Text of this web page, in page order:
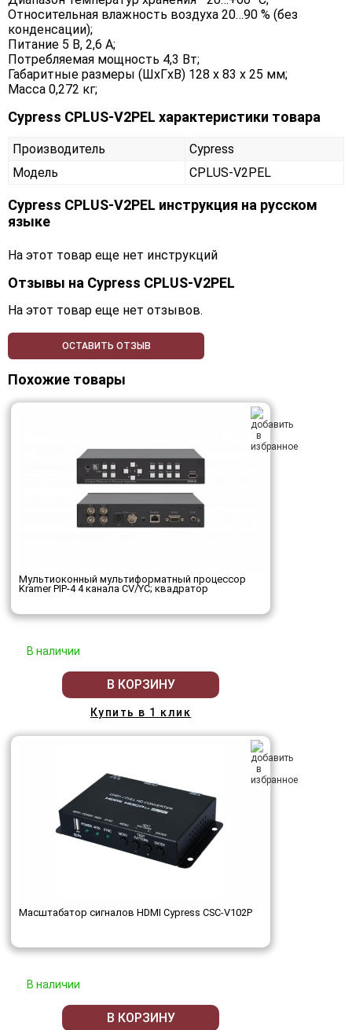
Относительная влажность воздуха 20…90 % (без
конденсации);
Питание 5 В, 2,6 А;
Потребляемая мощность 4,3 Вт;
Габаритные размеры (ШxГxВ) 128 x 83 x 25 мм;
Масса 0,272 кг;
Cypress CPLUS-V2PEL характеристики товара
Производитель
Cypress
Модель
CPLUS-V2PEL
Cypress CPLUS-V2PEL инструкция на русском
языке
На этот товар еще нет инструкций
Отзывы на Cypress CPLUS-V2PEL
На этот товар еще нет отзывов.
ОСТАВИТЬ ОТЗЫВ
Похожие товары
Мультиоконный мультиформатный процессор
Kramer PIP-4 4 канала CV/YC; квадратор
В наличии
В КОРЗИНУ
Купить в 1 клик
Масштабатор сигналов HDMI Cypress CSC-V102P
В наличии
В КОРЗИНУ